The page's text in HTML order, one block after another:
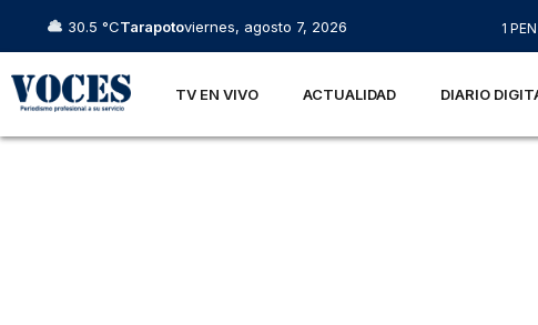
30.5 °CTarapotoviernes, agosto 7, 2026 1
TV EN VIVO ACTUALIDAD DIARIO